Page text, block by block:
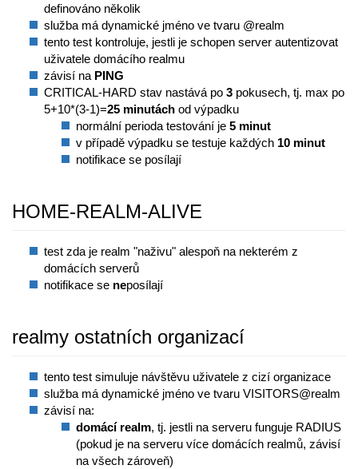
definováno několik
služba má dynamické jméno ve tvaru @realm
tento test kontroluje, jestli je schopen server autentizovat
uživatele domácího realmu
závisí na PING
CRITICAL-HARD stav nastává po 3 pokusech, tj. max po
5+10*(3-1)=25 minutách od výpadku
normální perioda testování je 5 minut
v případě výpadku se testuje každých 10 minut
notifikace se posílají
HOME-REALM-ALIVE
test zda je realm "naživu" alespoň na nekterém z
domácích serverů
notifikace se neposílají
realmy ostatních organizací
tento test simuluje návštěvu uživatele z cizí organizace
služba má dynamické jméno ve tvaru VISITORS@realm
závisí na:
domácí realm, tj. jestli na serveru funguje RADIUS
(pokud je na serveru více domácích realmů, závisí
na všech zároveň)